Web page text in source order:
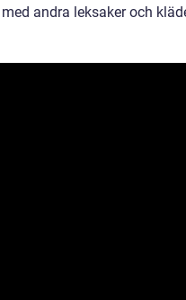
andra leksaker och